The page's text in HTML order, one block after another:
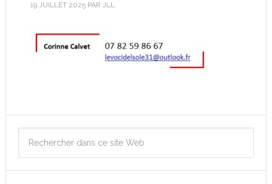
19 JUILLET 2025PAR JLL